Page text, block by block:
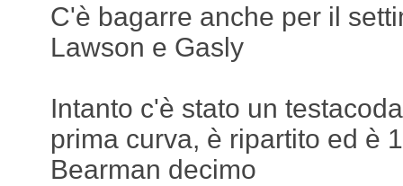
C'è bagarre anche per il
Lawson e Gasly
Intanto c'è stato un
prima curva, è ripartito ed è
Bearman decimo